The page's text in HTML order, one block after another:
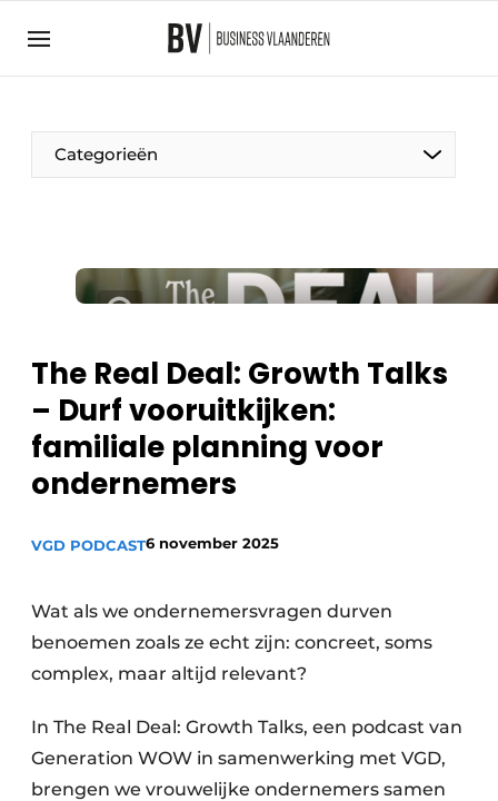
Bedrijven
Bedrijven
Direct contact
Home
Meest gelezen
Nieuwsbrief
Podcasts
Video’s
Categorieën
The Real Deal: Growth Talks
– Durf vooruitkijken:
familiale planning voor
ondernemers
VGD PODCAST6 november 2025
Wat als we ondernemersvragen durven
benoemen zoals ze echt zijn: concreet, soms
complex, maar altijd relevant?
In The Real Deal: Growth Talks, een podcast van
Generation WOW in samenwerking met VGD,
brengen we vrouwelijke ondernemers samen